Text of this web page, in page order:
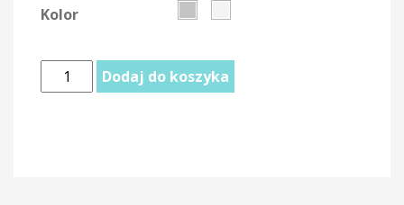
Kolor
ilość Brelok pluszowy miś Polska
Dodaj do koszyka